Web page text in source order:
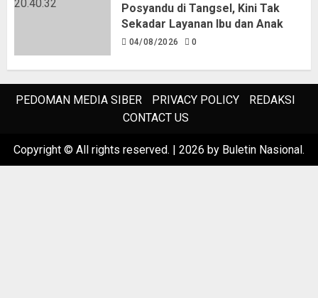
Posyandu di Tangsel, Kini Tak
Sekadar Layanan Ibu dan Anak
04/08/2026 0
PEDOMAN MEDIA SIBER PRIVACY POLICY
REDAKSI
CONTACT US
Copyright © All rights reserved. 2026 by Buletin Nasional.